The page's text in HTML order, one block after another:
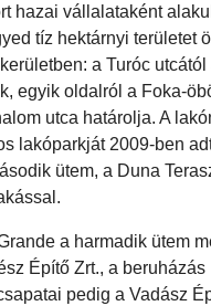
hazai vállalataként
tíz hektárnyi területet
a Turóc
egyik oldalról a Foka-
utca határolja. A
lakóparkját 2009-ben
ütem, a Duna
a harmadik ütem
Építő Zrt., a beruházás
pedig a Vadász